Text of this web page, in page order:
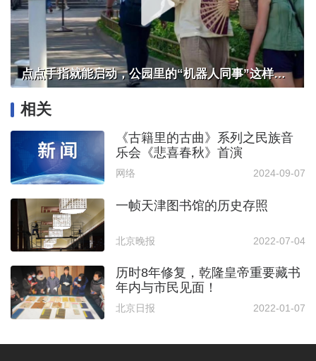
点点手指就能启动，公园里的“机器人同事”这样干活
相关
《古籍里的古曲》系列之民族音
乐会《悲喜春秋》首演
网络 2024-09-07
一帧天津图书馆的历史存照
北京晚报 2022-07-04
历时8年修复，乾隆皇帝重要藏书
年内与市民见面！
北京日报 2022-01-07